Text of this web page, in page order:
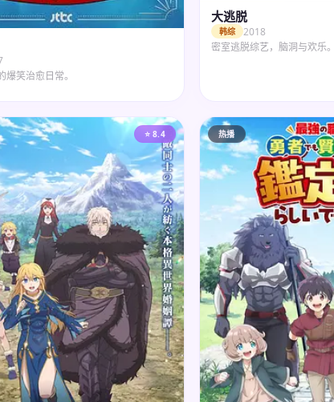
爆笑治愈日常。
大逃脱
韩综
2018
密室逃脱综艺，脑洞与欢乐。
⭐ 8.4 热播